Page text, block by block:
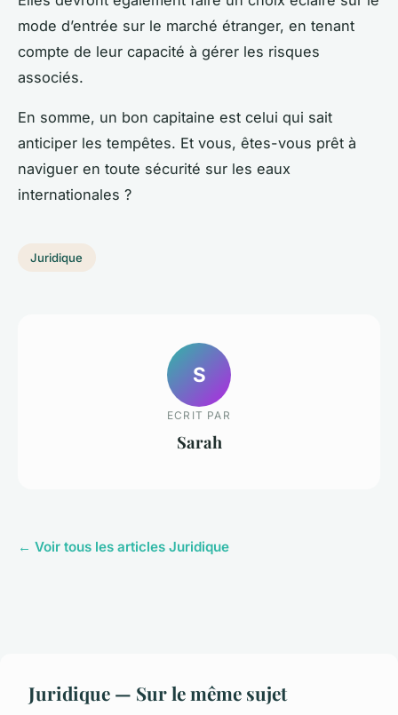
mode d’entrée sur le marché étranger, en tenant
compte de leur capacité à gérer les risques
associés.
En somme, un bon capitaine est celui qui sait
anticiper les tempêtes. Et vous, êtes-vous prêt à
naviguer en toute sécurité sur les eaux
internationales ?
Juridique
S
ECRIT PAR
Sarah
← Voir tous les articles Juridique
Juridique — Sur le même sujet